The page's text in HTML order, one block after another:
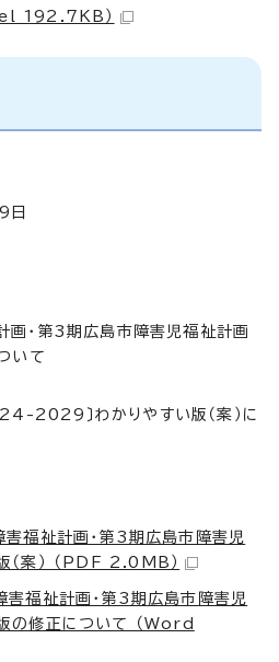
192.7KB）
日
画・第3期広島市障害児福祉計画
いて
2029〕わかりやすい版（案）に
福祉計画・第3期広島市障害児
（案） （PDF 2.0MB）
福祉計画・第3期広島市障害児
の修正について （Word